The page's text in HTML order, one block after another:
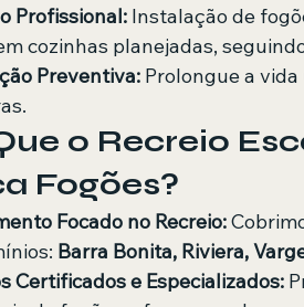
Profissional: Instalação de
cozinhas planejadas,
Preventiva: Prolongue a
o Recreio
Fogões?
Focado no Recreio:
Barra Bonita, Riviera,
Certificados e Especializados: